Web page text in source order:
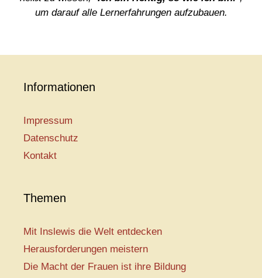
um darauf alle Lernerfahrungen aufzubauen.
Informationen
Impressum
Datenschutz
Kontakt
Themen
Mit Inslewis die Welt entdecken
Herausforderungen meistern
Die Macht der Frauen ist ihre Bildung